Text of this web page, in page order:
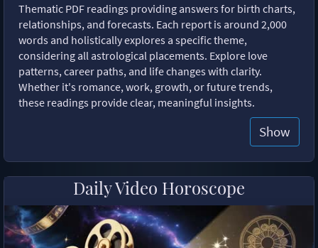
Thematic PDF readings providing answers for birth charts,
relationships, and forecasts. Each report is around 2,000
words and holistically explores a specific theme,
considering all astrological placements. Explore love
patterns, career paths, and life changes with clarity.
Whether it's romance, work, growth, or future trends,
these readings provide clear, meaningful insights.
Show
Daily Video Horoscope